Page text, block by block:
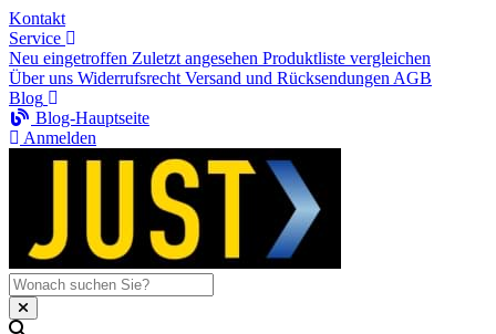
Kontakt
Service
Neu eingetroffen Zuletzt angesehen Produktliste vergleichen
Über uns Widerrufsrecht Versand und Rücksendungen AGB
Blog
Blog-Hauptseite
Anmelden